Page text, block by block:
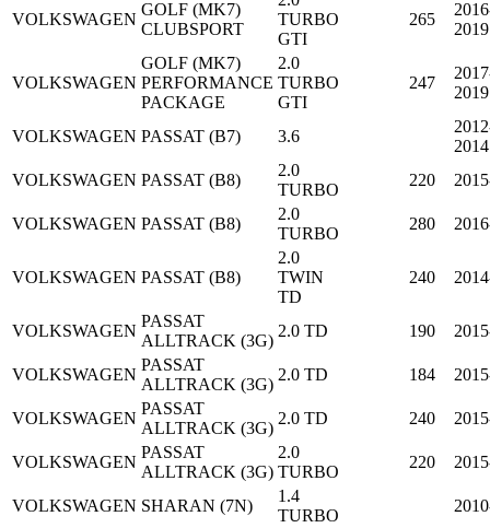
VOLKSWAGEN
GOLF (MK7)
CLUBSPORT
TURBO
GTI
265
2019
VOLKSWAGEN
GOLF (MK7)
PERFORMANCE
PACKAGE
2.0
TURBO
GTI
247
2019
VOLKSWAGEN PASSAT (B7) 3.6
2014
VOLKSWAGEN PASSAT (B8)
2.0
TURBO
220
VOLKSWAGEN PASSAT (B8)
2.0
TURBO
280
VOLKSWAGEN PASSAT (B8)
2.0
TWIN
TD
240
VOLKSWAGEN
PASSAT
ALLTRACK (3G)
2.0 TD 190
VOLKSWAGEN
PASSAT
ALLTRACK (3G)
2.0 TD 184
VOLKSWAGEN
PASSAT
ALLTRACK (3G)
2.0 TD 240
VOLKSWAGEN
PASSAT
ALLTRACK (3G)
2.0
TURBO
220
VOLKSWAGEN SHARAN (7N)
1.4
TURBO